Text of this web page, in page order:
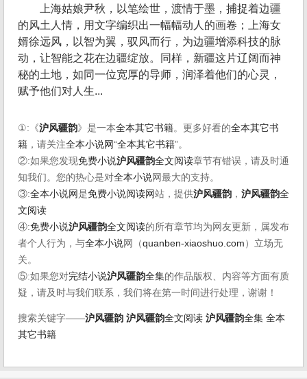
上海姑娘尹秋，以笔绘世，渡情于墨，捕捉着边疆
的风土人情，用文字编织出一幅幅动人的画卷；上海女
婿徐远风，以智为翼，驭风而行，为边疆增添科技的脉
动，让智能之花在边疆绽放。同样，新疆这片辽阔而神
秘的土地，如同一位宽厚的导师，润泽着他们的心灵，
赋予他们对人生...
①:《沪风疆韵》是一本全本其它书籍。更多好看的全本其它书
籍 ，请关注全本小说网“全本其它书籍”。
②:如果您发现免费小说沪风疆韵全文阅读章节有错误，请及时通
知我们。您的热心是对全本小说网最大的支持。
③:全本小说网是免费小说阅读网站，提供沪风疆韵 ， 沪风疆韵全
文阅读
④:免费小说沪风疆韵全文阅读的所有章节均为网友更新，属发布
者个人行为，与全本小说网（quanben-xiaoshuo.com ）立场无
关。
⑤:如果您对完结小说沪风疆韵全集的作品版权、内容等方面有质
疑，请及时与我们联系，我们将在第一时间进行处理，谢谢！
搜索关键字——沪风疆韵 沪风疆韵全文阅读 沪风疆韵全集 全本
其它书籍